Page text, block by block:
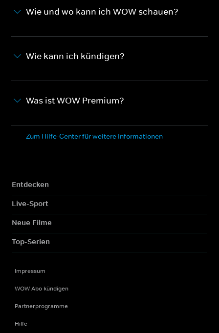
Wie und wo kann ich WOW schauen?
Wie kann ich kündigen?
Was ist WOW Premium?
Zum Hilfe-Center für weitere Informationen
Entdecken
Live-Sport
Neue Filme
Top-Serien
Impressum
WOW Abo kündigen
Partnerprogramme
Hilfe